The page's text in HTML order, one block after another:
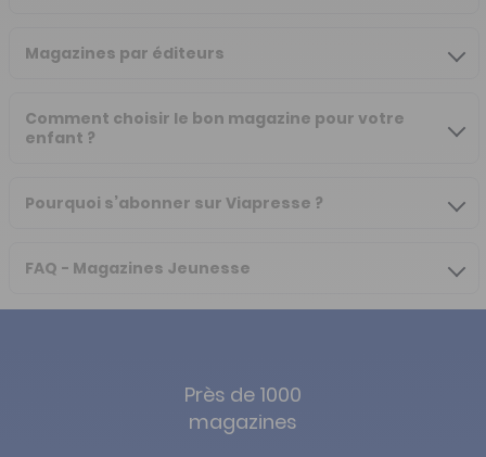
Magazines par éditeurs
Comment choisir le bon magazine pour votre
enfant ?
Pourquoi s’abonner sur Viapresse ?
FAQ - Magazines Jeunesse
Près de 1000
magazines